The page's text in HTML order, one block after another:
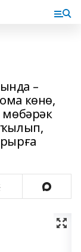
–
көнө,
мөбәрәк
ҡылып,